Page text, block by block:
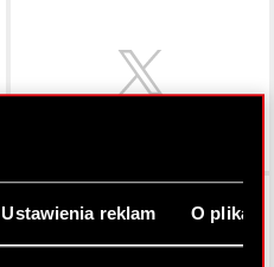
Ustawienia reklam O